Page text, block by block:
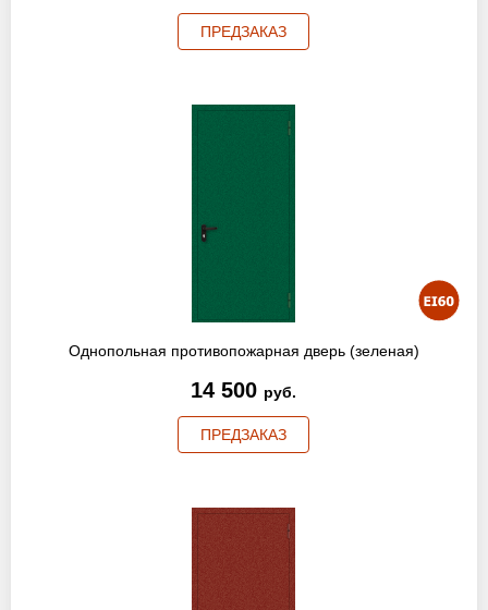
ПРЕДЗАКАЗ
Однопольная противопожарная дверь (зеленая)
14 500 руб.
ПРЕДЗАКАЗ